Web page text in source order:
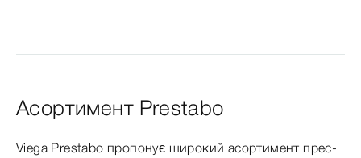
Асортимент Prestabo
Viega Prestabo пропонує широкий асортимент прес-